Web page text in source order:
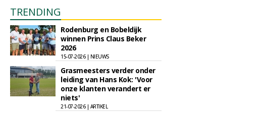
TRENDING
Rodenburg en Bobeldijk
winnen Prins Claus Beker
2026
15-07-2026 | NIEUWS
Grasmeesters verder onder
leiding van Hans Kok: 'Voor
onze klanten verandert er
niets'
21-07-2026 | ARTIKEL